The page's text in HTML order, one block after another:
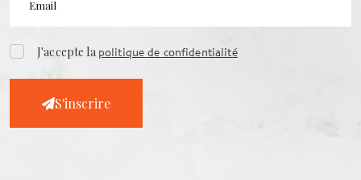
J'accepte lapolitique de confidentialité
S'inscrire